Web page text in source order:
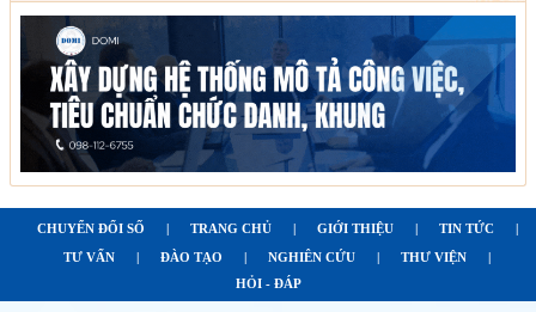
CHUYỂN ĐỔI SỐ | TRANG CHỦ | GIỚI THIỆU | TIN TỨC
|
TƯ VẤN
| ĐÀO TẠO | NGHIÊN CỨU | THƯ VIỆN
|
HỎI - ĐÁP